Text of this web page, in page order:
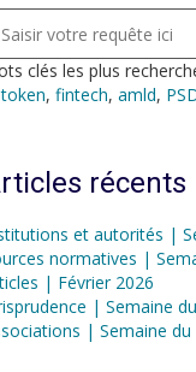
clés les plus
token, fintech, amld,
récents
et autorités |
normatives |
| Février 2026
| Semaine
| Semaine du